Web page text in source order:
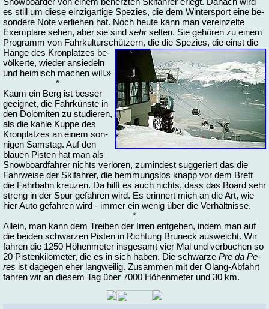
es still um die­se ein­zig­ar­ti­ge Spe­zi­es, die dem Win­ter­sport ei­ne be­
son­de­re No­te ver­lie­hen hat. Noch heu­te kann man ver­ein­zel­te
Exem­pla­re se­hen, aber sie sind sehrsel­ten. Sie ge­hö­ren zu ei­nem
Pro­gramm von Fahr­kul­tur­schüt­zern, die die Spe­zi­es, die einst die
Hän­ge des Kron­plat­zes be­
völ­ker­te, wie­der an­sie­deln
und hei­misch ma­chen will.»
*
Kaum ein Berg ist bes­ser
ge­eig­net, die Fahr­küns­te in
den Do­lo­mi­ten zu stu­die­ren,
als die kah­le Kup­pe des
Kron­plat­zes an ei­nem son­
ni­gen Sams­tag. Auf den
blau­en Pis­ten hat man als
Snow­board­fah­rer nichts ver­lo­ren, zu­min­dest sug­ge­riert das die
Fahr­wei­se der Ski­fah­rer, die hem­mungs­los knapp vor dem Brett
die Fahr­bahn kreu­zen. Da hilft es auch nichts, dass das Board sehr
streng in der Spur ge­fah­ren wird. Es er­in­nert mich an die Art, wie
hier Au­to ge­fah­ren wird - im­mer ein we­nig über die Ver­hält­nis­se.
*
Al­lein, man kann dem Trei­ben der Ir­ren ent­ge­hen, in­dem man auf
die bei­den schwar­zen Pis­ten in Rich­tung Brun­eck aus­weicht. Wir
fah­ren die 1250 Hö­hen­me­ter ins­ge­samt vier Mal und ver­bu­chen so
20 Pis­ten­ki­lo­me­ter, die es in sich ha­ben. Die schwar­ze Pre da Pe­
res ist da­ge­gen eher lang­wei­lig. Zu­sam­men mit der Olang-Abfahrt
fah­ren wir an die­sem Tag über 7000 Hö­hen­me­ter und 30 km.